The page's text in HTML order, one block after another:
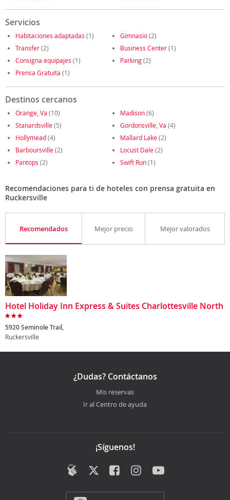
Servicios
Habitaciones adaptadas (1) Gimnasio(2)
Transfer(2) Business Center(1)
Consigna equipajes (1) Parking(2)
Prensa Gratuita (1)
Destinos cercanos
Orange, Va (10) Madison(6)
Stanardsville(5) Gordonsville, Va (4)
Hollymead(4) Mallard Lake(2)
Barboursville(2) Locust Dale(2)
Pantops (2) Swift Run(1)
Recomendaciones para ti de hoteles con prensa gratuita en
Ruckersville
Recomendados Mejor precio Mejor valorados
Hotel Holiday Inn Express & Suites Charlottesville North
5920 Seminole Trail,
Ruckersville
¿Dudas? Contáctanos
Mis reservas
Ir al Centro de ayuda
¡Síguenos!